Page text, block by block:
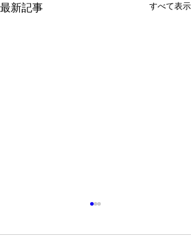
最新記事 すべて表示